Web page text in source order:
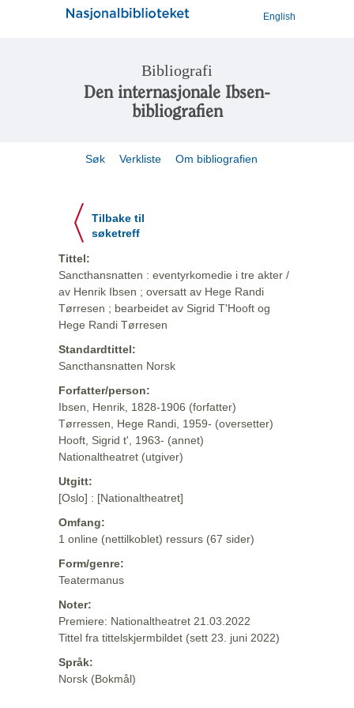
English
Bibliografi
Den internasjonale Ibsen-
bibliografien
Søk Verkliste Om bibliografien
Tilbake til
søketreff
Tittel:
Sancthansnatten : eventyrkomedie i tre akter /
av Henrik Ibsen ; oversatt av Hege Randi
Tørresen ; bearbeidet av Sigrid T'Hooft og
Hege Randi Tørresen
Standardtittel:
Sancthansnatten Norsk
Forfatter/person:
Ibsen, Henrik, 1828-1906 (forfatter)
Tørressen, Hege Randi, 1959- (oversetter)
Hooft, Sigrid t', 1963- (annet)
Nationaltheatret (utgiver)
Utgitt:
[Oslo] : [Nationaltheatret]
Omfang:
1 online (nettilkoblet) ressurs (67 sider)
Form/genre:
Teatermanus
Noter:
Premiere: Nationaltheatret 21.03.2022
Tittel fra tittelskjermbildet (sett 23. juni 2022)
Språk:
Norsk (Bokmål)